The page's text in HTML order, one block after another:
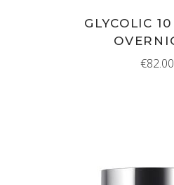
GLYCOLIC
€82.00